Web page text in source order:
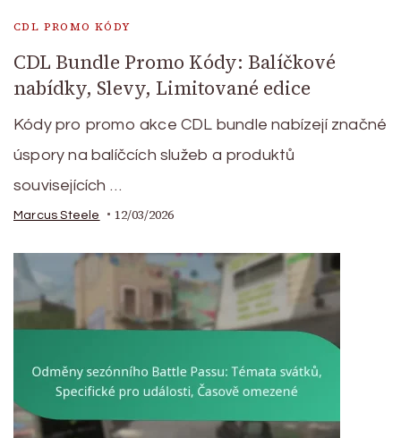
CDL PROMO KÓDY
CDL Bundle Promo Kódy: Balíčkové
nabídky, Slevy, Limitované edice
Kódy pro promo akce CDL bundle nabízejí značné
úspory na balíčcích služeb a produktů
souvisejících …
Marcus Steele 12/03/2026